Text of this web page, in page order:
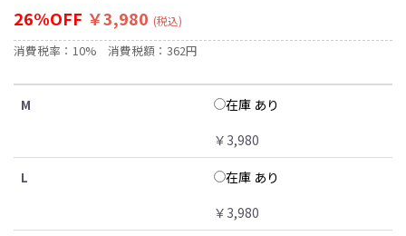
26%OFF ￥3,980 (税込)
消費税率：10% 消費税額：362円
M
在庫 あり
￥3,980
L
在庫 あり
￥3,980